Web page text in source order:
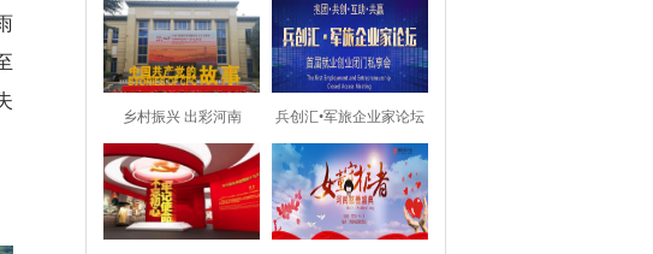
乡村振兴 出彩河南 兵创汇•军旅企业家论坛